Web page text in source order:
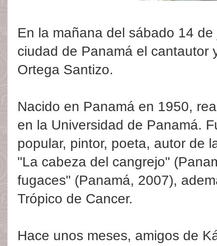
En la mañana del sábado 14
ciudad de Panamá el cantautor
Ortega Santizo.
Nacido en Panamá en 1950,
en la Universidad de Panamá.
popular, pintor, poeta, autor de
"La cabeza del cangrejo"
fugaces" (Panamá, 2007),
Trópico de Cancer.
Hace unos meses, amigos de